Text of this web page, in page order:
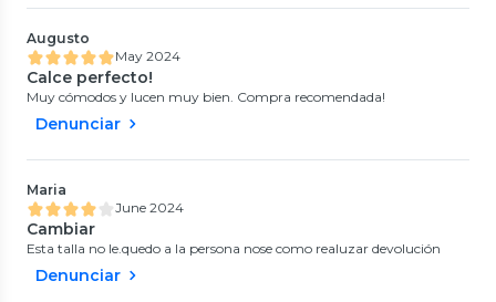
Augusto
May 2024
Calce perfecto!
Muy cómodos y lucen muy bien. Compra recomendada!
Denunciar
Maria
June 2024
Cambiar
Esta talla no le.quedo a la persona nose como realuzar devolución
Denunciar